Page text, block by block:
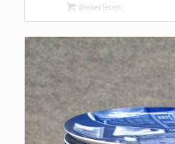
Weiterlesen